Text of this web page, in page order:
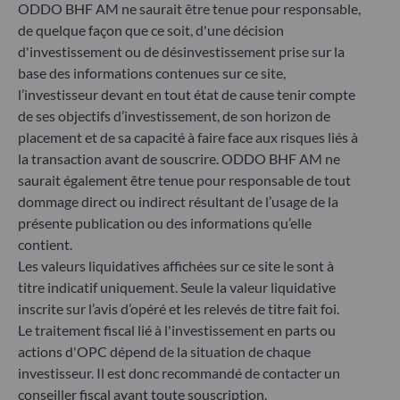
+49 (0) 211 239 24 01
Gallusanlage 8
60329 Frankfurt am Main
+49 (0) 69 920 50 0
Société de Gestion de Portefeuille agréée par la
Bundesanstalt für Finanzdienstleistungsaufsicht (« BaFin »)
Enregistrement commercial : HRB 11971 tribunal local de
Düsseldorf
ODDO BHF Asset Management LUX
6, rue Gabriel Lippmann
L-5365 Munsbach
Luxembourg
Enregistré au registre du commerce et des sociétés de
ODDO BHF AM ne saurait être tenue pour responsable,
de quelque façon que ce soit, d'une décision
d'investissement ou de désinvestissement prise sur la
base des informations contenues sur ce site,
l’investisseur devant en tout état de cause tenir compte
de ses objectifs d’investissement, de son horizon de
placement et de sa capacité à faire face aux risques liés à
la transaction avant de souscrire. ODDO BHF AM ne
saurait également être tenue pour responsable de tout
dommage direct ou indirect résultant de l’usage de la
présente publication ou des informations qu’elle
contient.
Les valeurs liquidatives affichées sur ce site le sont à
titre indicatif uniquement. Seule la valeur liquidative
inscrite sur l’avis d’opéré et les relevés de titre fait foi.
Le traitement fiscal lié à l'investissement en parts ou
actions d'OPC dépend de la situation de chaque
investisseur. Il est donc recommandé de contacter un
conseiller fiscal avant toute souscription.